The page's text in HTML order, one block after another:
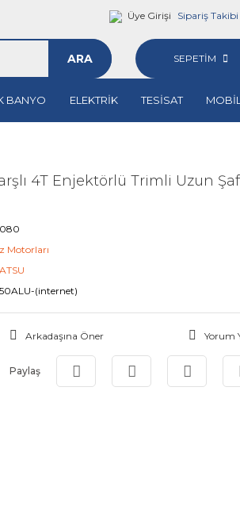
Üye Girişi Sipariş Takibi
ARA SEPETİM
BANYO ELEKTRİK TESİSAT
4T Enjektörlü Trimli Uzun
Motorları
(internet)
Arkadaşına Öner Yorum
Paylaş